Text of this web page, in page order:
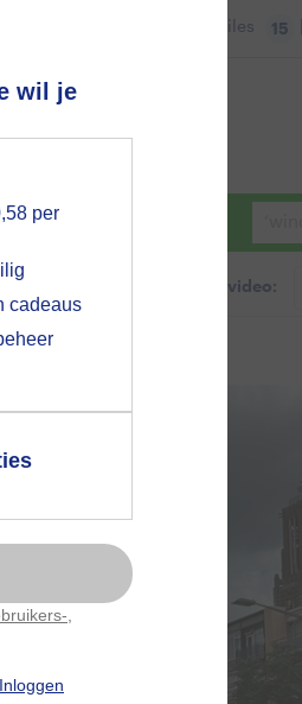
wil je
per
cadeaus
Inloggen
Files 15
Zoeken in foto & video:
voor
op hebt
up uit
deze pop-up